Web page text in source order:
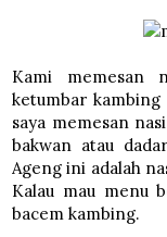
Kami memesan
ketumbar
saya memesan
bakwan atau
Ageng ini adalah
Kalau mau menu
bacem kambing.